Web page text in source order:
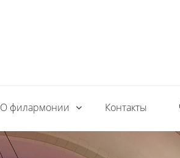
О филармонии Контакты